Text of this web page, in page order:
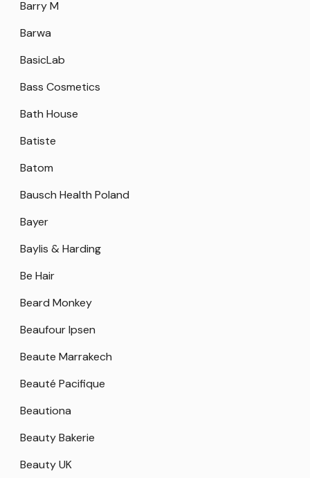
Barry M
Barwa
BasicLab
Bass Cosmetics
Bath House
Batiste
Batom
Bausch Health Poland
Bayer
Baylis & Harding
Be Hair
Beard Monkey
Beaufour Ipsen
Beaute Marrakech
Beauté Pacifique
Beautiona
Beauty Bakerie
Beauty UK